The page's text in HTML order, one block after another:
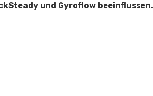
und Gyroflow beeinflussen.